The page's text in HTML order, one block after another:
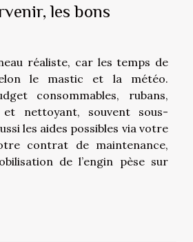
les bons
réaliste, car les temps de
le mastic et la météo.
consommables, rubans,
et nettoyant, souvent sous-
les aides possibles via votre
contrat de maintenance,
de l’engin pèse sur